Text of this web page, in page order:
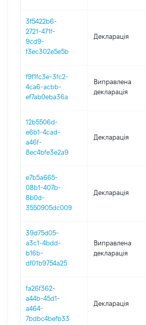
3f5422b6-
2721-471f-
9cd9-
f3ec302e5e5b
Декларація
f9f1fc3e-3fc2-
4ca6-acbb-
ef7ab0eba36a
Виправлена
декларація
12b5506d-
e6b1-4cad-
a46f-
8ec4bfe3e2a9
Декларація
e7b5a665-
08b1-407b-
8b0d-
3550905dc009
Декларація
39d75d05-
a3c1-4bdd-
b16b-
df01b9754a25
Виправлена
декларація
fa26f362-
a44b-45d1-
a464-
7bdbc4befb33
Декларація